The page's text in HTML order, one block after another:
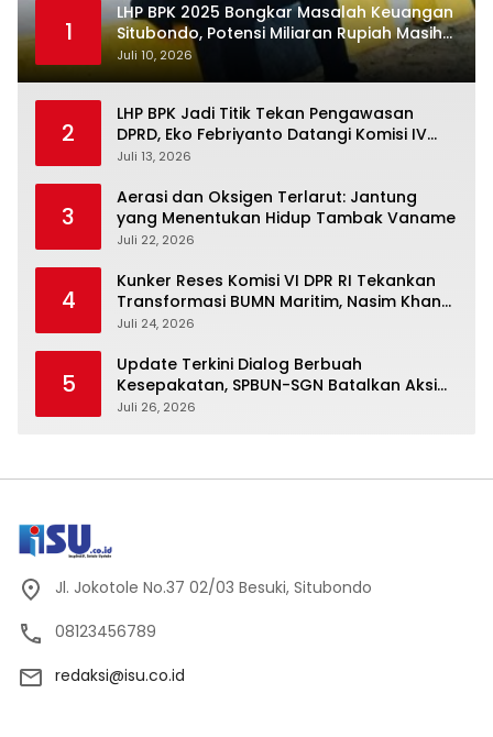
1
LHP BPK 2025 Bongkar Masalah Keuangan
Situbondo, Potensi Miliaran Rupiah Masih
Belum Terkelola
Juli 10, 2026
2
LHP BPK Jadi Titik Tekan Pengawasan
DPRD, Eko Febriyanto Datangi Komisi IV
dan Ajak Dewan Kembali Berpijak pada
Juli 13, 2026
3
Aerasi dan Oksigen Terlarut: Jantung
yang Menentukan Hidup Tambak Vaname
Juli 22, 2026
4
Kunker Reses Komisi VI DPR RI Tekankan
Transformasi BUMN Maritim, Nasim Khan
Kawal Penguatan Sektor Laut
Juli 24, 2026
5
Update Terkini Dialog Berbuah
Kesepakatan, SPBUN-SGN Batalkan Aksi
Nasional Setelah Holding Penuhi Sejumlah
Juli 26, 2026
Jl. Jokotole No.37 02/03 Besuki, Situbondo
08123456789
redaksi@isu.co.id